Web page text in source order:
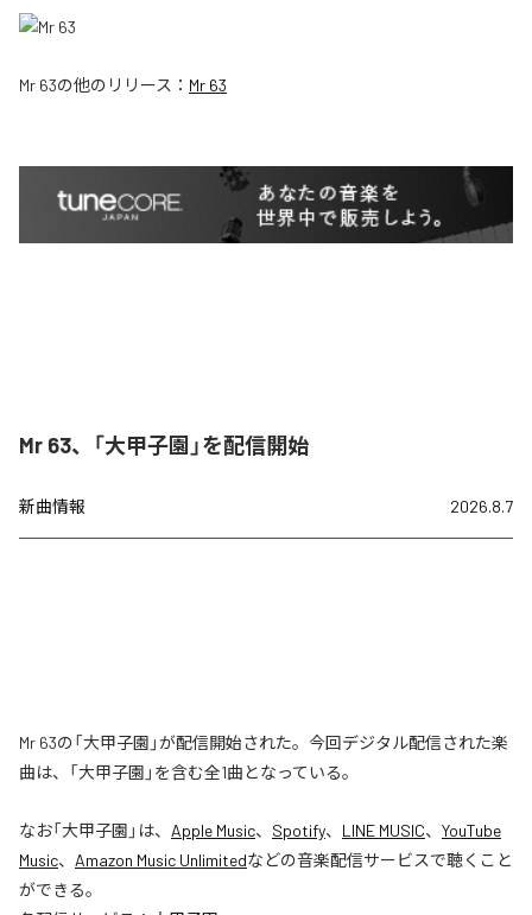
Mr 63の他のリリース： Mr 63
Mr 63、「大甲子園」を配信開始
新曲情報 2026.8.7
Mr 63の「大甲子園」が配信開始された。今回デジタル配信された楽
曲は、「大甲子園」を含む全1曲となっている。
なお「大甲子園 」は、 Apple Music、 Spotify、 LINE MUSIC、 YouTube
Music、 Amazon Music Unlimitedなどの音楽配信サービスで聴くこと
ができる。